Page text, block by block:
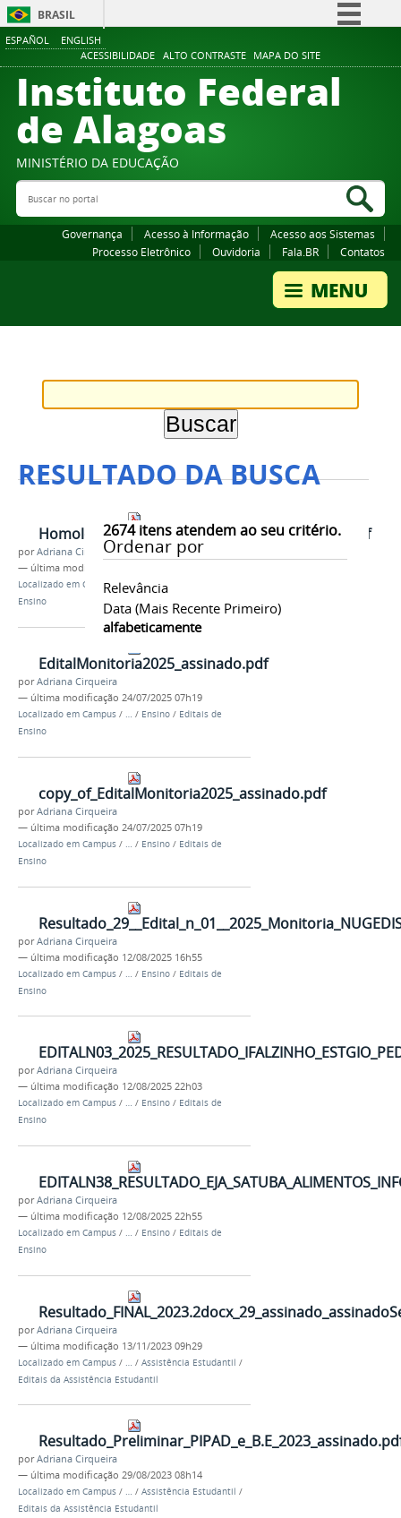
ESPAÑOL ENGLISH
ACESSIBILIDADE ALTO CONTRASTE MAPA DO SITE
BRASIL
Comunica BR
Participe
Canais
Instituto Federal
de Alagoas
MINISTÉRIO DA EDUCAÇÃO
Buscar no portal
Governança Acesso à Informação
Acesso aos Sistemas
Processo Eletrônico
Ouvidoria Fala.BR Contatos
RESULTADO DA BUSCA
2674itens atendem ao seu critério.
Ordenar por
Relevância
Data (mais Recente Primeiro)
alfabeticamente
HomologaodasInscriesdaMonitoriaRetificado.pdf
porAdriana Cirqueira
— última modificação
Localizado em Campus /…/Ensino
Ensino
EditalMonitoria2025_assinado.pdf
porAdriana Cirqueira
— última modificação 24/07/2025 07h19
Localizado em Campus / … / Ensino / Editais de
Ensino
copy_of_EditalMonitoria2025_assinado.pdf
porAdriana Cirqueira
— última modificação 24/07/2025 07h19
Localizado em Campus / … / Ensino / Editais de
Ensino
porAdriana Cirqueira
— última modificação 12/08/2025 16h55
Localizado em Campus / / Ensino / Editais de
Ensino
porAdriana Cirqueira
— última modificação 12/08/2025 22h03
Localizado em Campus / … / Ensino / Editais de
Ensino
porAdriana Cirqueira
— última modificação 12/08/2025 22h55
Localizado em Campus / … / Ensino / Editais de
Ensino
porAdriana Cirqueira
— última modificação 13/11/2023 09h29
Localizado em Campus / … / Assistência Estudantil /
Editais da Assistência Estudantil
porAdriana Cirqueira
— última modificação 29/08/2023 08h14
Localizado em Campus / … / Assistência Estudantil /
Editais da Assistência Estudantil